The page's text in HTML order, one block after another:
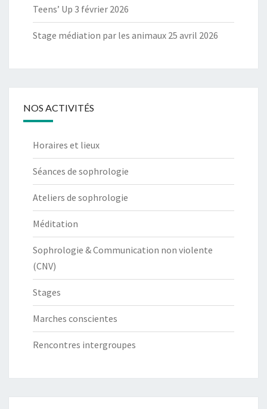
Teens’ Up 3 février 2026
Stage médiation par les animaux 25 avril 2026
NOS ACTIVITÉS
Horaires et lieux
Séances de sophrologie
Ateliers de sophrologie
Méditation
Sophrologie & Communication non violente
(CNV)
Stages
Marches conscientes
Rencontres intergroupes